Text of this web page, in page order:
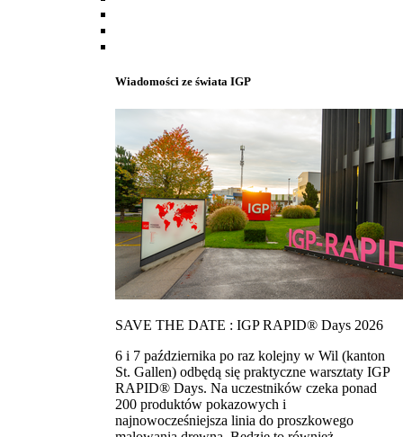
Wiadomości ze świata IGP
SAVE THE DATE : IGP RAPID® Days 2026
6 i 7 października po raz kolejny w Wil (kanton
St. Gallen) odbędą się praktyczne warsztaty IGP
RAPID® Days. Na uczestników czeka ponad
200 produktów pokazowych i
najnowocześniejsza linia do proszkowego